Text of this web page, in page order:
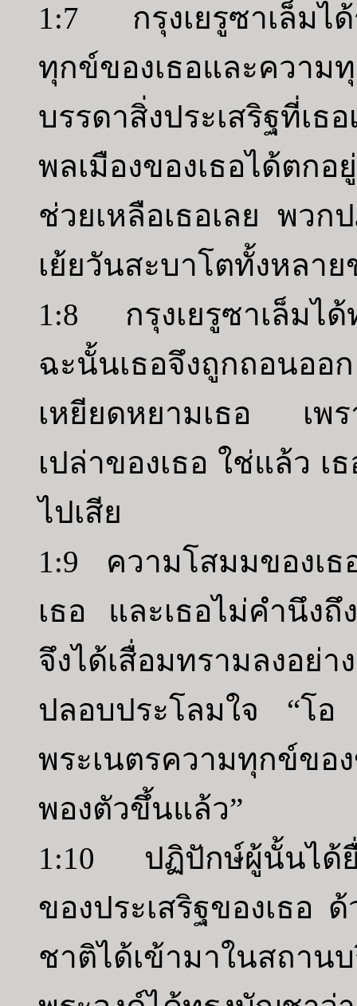
1:7 กรุงเยรูซาเล็มไ
ทุกข์ของเธอและความ
บรรดาสิ่งประเสริฐที่
พลเมืองของเธอได้ตก
ช่วยเหลือเธอเลย พวก
เย้ยวันสะบาโตทั้งหลาย
1:8 กรุงเยรูซาเล็มไ
ฉะนั้นเธอจึงถูกถอนอ
เหยียดหยามเธอ เพร
เปล่าของเธอ ใช่แล้ว
ไปเสีย
1:9 ความโสมมของเธ
เธอ และเธอไม่คำนึง
จึงได้เสื่อมทรามลงอ
ปลอบประโลมใจ “โ
พระเนตรความทุกข์ขอ
พองตัวขึ้นแล้ว”
1:10 ปฏิปักษ์ผู้นั้นได้ยื่
ของประเสริฐของเธอ
ชาติได้เข้ามาในสถ